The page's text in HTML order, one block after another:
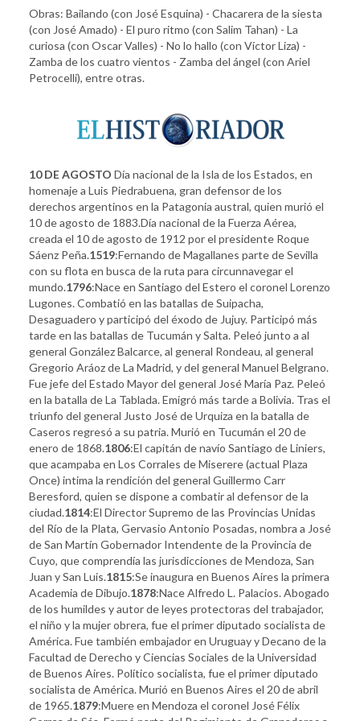
Obras: Bailando (con José Esquina) - Chacarera de la siesta
(con José Amado) - El puro ritmo (con Salim Tahan) - La
curiosa (con Oscar Valles) - No lo hallo (con Víctor Liza) -
Zamba de los cuatro vientos - Zamba del ángel (con Ariel
Petrocelli), entre otras.
10 DE AGOSTO Día nacional de la Isla de los Estados, en
homenaje a Luis Piedrabuena, gran defensor de los
derechos argentinos en la Patagonia austral, quien murió el
10 de agosto de 1883.Día nacional de la Fuerza Aérea,
creada el 10 de agosto de 1912 por el presidente Roque
Sáenz Peña.1519:Fernando de Magallanes parte de Sevilla
con su flota en busca de la ruta para circunnavegar el
mundo.1796:Nace en Santiago del Estero el coronel Lorenzo
Lugones. Combatió en las batallas de Suipacha,
Desaguadero y participó del éxodo de Jujuy. Participó más
tarde en las batallas de Tucumán y Salta. Peleó junto a al
general González Balcarce, al general Rondeau, al general
Gregorio Aráoz de La Madrid, y del general Manuel Belgrano.
Fue jefe del Estado Mayor del general José María Paz. Peleó
en la batalla de La Tablada. Emigró más tarde a Bolivia. Tras el
triunfo del general Justo José de Urquiza en la batalla de
Caseros regresó a su patria. Murió en Tucumán el 20 de
enero de 1868.1806:El capitán de navío Santiago de Liniers,
que acampaba en Los Corrales de Miserere (actual Plaza
Once) intima la rendición del general Guillermo Carr
Beresford, quien se dispone a combatir al defensor de la
ciudad.1814:El Director Supremo de las Provincias Unidas
del Río de la Plata, Gervasio Antonio Posadas, nombra a José
de San Martín Gobernador Intendente de la Provincia de
Cuyo, que comprendía las jurisdicciones de Mendoza, San
Juan y San Luis.1815:Se inaugura en Buenos Aires la primera
Academia de Dibujo.1878:Nace Alfredo L. Palacios. Abogado
de los humildes y autor de leyes protectoras del trabajador,
el niño y la mujer obrera, fue el primer diputado socialista de
América. Fue también embajador en Uruguay y Decano de la
Facultad de Derecho y Ciencias Sociales de la Universidad
de Buenos Aires. Político socialista, fue el primer diputado
socialista de América. Murió en Buenos Aires el 20 de abril
de 1965.1879:Muere en Mendoza el coronel José Félix